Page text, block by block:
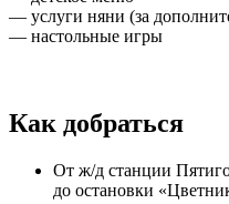
— услуги няни (за
— настольные игры
Как добраться
От ж/д станции
до остановки